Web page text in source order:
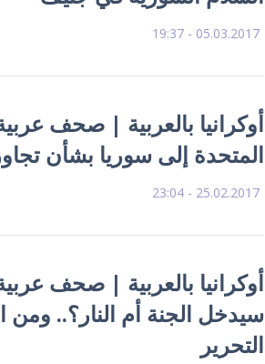
05.03.2017 - 19:37
أوكرانيا بالعربية | صحف
المتحدة إلى سوريا بشأن
25.02.2017 - 23:04
أوكرانيا بالعربية | صحف
سيدخل الجنة أم النار؟..
التحرير